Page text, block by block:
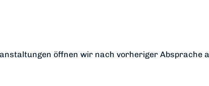
öffnen wir nach vorheriger Absprache